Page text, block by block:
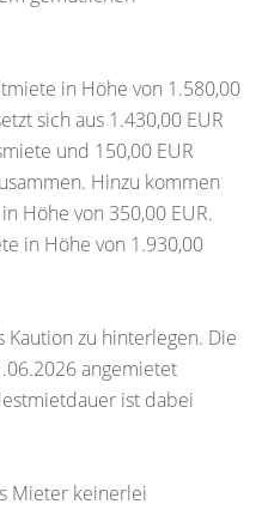
in Höhe von 1.580,00
sich aus 1.430,00 EUR
und 150,00 EUR
Hinzu kommen
Höhe von 350,00 EUR.
in Höhe von 1.930,00
zu hinterlegen. Die
angemietet
ist dabei
Mieter keinerlei